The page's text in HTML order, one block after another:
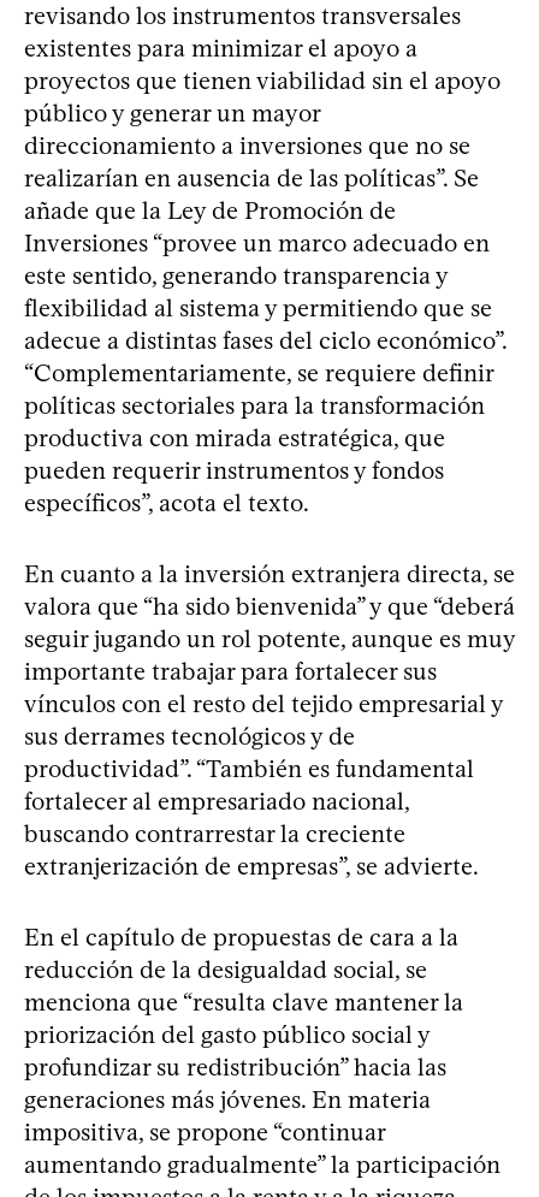
revisando los instrumentos transversales
existentes para minimizar el apoyo a
proyectos que tienen viabilidad sin el apoyo
público y generar un mayor
direccionamiento a inversiones que no se
realizarían en ausencia de las políticas”. Se
añade que la Ley de Promoción de
Inversiones “provee un marco adecuado en
este sentido, generando transparencia y
flexibilidad al sistema y permitiendo que se
adecue a distintas fases del ciclo económico”.
“Complementariamente, se requiere definir
políticas sectoriales para la transformación
productiva con mirada estratégica, que
pueden requerir instrumentos y fondos
específicos”, acota el texto.
En cuanto a la inversión extranjera directa, se
valora que “ha sido bienvenida” y que “deberá
seguir jugando un rol potente, aunque es muy
importante trabajar para fortalecer sus
vínculos con el resto del tejido empresarial y
sus derrames tecnológicos y de
productividad”. “También es fundamental
fortalecer al empresariado nacional,
buscando contrarrestar la creciente
extranjerización de empresas”, se advierte.
En el capítulo de propuestas de cara a la
reducción de la desigualdad social, se
menciona que “resulta clave mantener la
priorización del gasto público social y
profundizar su redistribución” hacia las
generaciones más jóvenes. En materia
impositiva, se propone “continuar
aumentando gradualmente” la participación